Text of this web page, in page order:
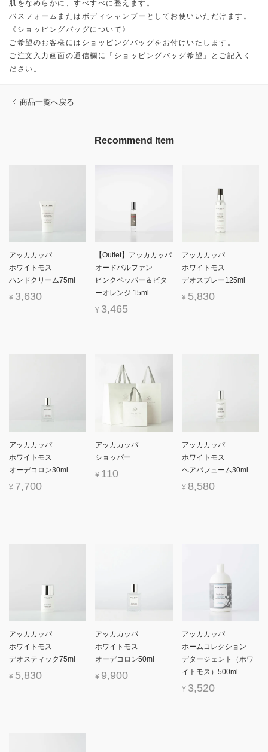
肌をなめらかに、すべすべに整えます。
バスフォームまたはボディシャンプーとしてお使いいただけます。
《ショッピングバッグについて》
ご希望のお客様にはショッピングバッグをお付けいたします。
ご注文入力画面の通信欄に「ショッピングバッグ希望」とご記入く
ださい。
商品一覧へ戻る
Recommend Item
アッカカッパ
ホワイトモス
ハンドクリーム75ml
¥ 3,630
【Outlet】アッカカッパ
オードパルファン
ピンクペッパー＆ビタ
ーオレンジ 15ml
¥ 3,465
アッカカッパ
ホワイトモス
デオスプレー125ml
¥ 5,830
アッカカッパ
ホワイトモス
オーデコロン30ml
¥ 7,700
アッカカッパ
ショッパー
¥ 110
アッカカッパ
ホワイトモス
ヘアパフューム30ml
¥ 8,580
アッカカッパ
ホワイトモス
デオスティック75ml
¥ 5,830
アッカカッパ
ホワイトモス
オーデコロン50ml
¥ 9,900
アッカカッパ
ホームコレクション
デタージェント（ホワ
イトモス）500ml
¥ 3,520